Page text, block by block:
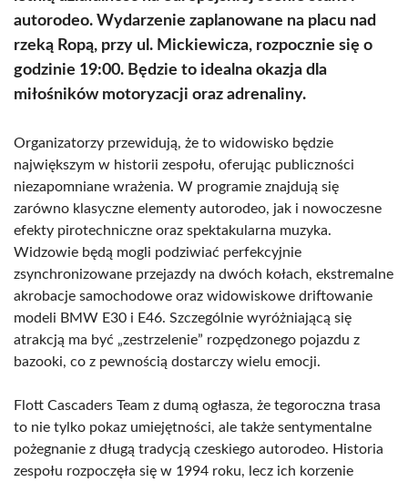
autorodeo. Wydarzenie zaplanowane na placu nad
rzeką Ropą, przy ul. Mickiewicza, rozpocznie się o
godzinie 19:00. Będzie to idealna okazja dla
miłośników motoryzacji oraz adrenaliny.
Organizatorzy przewidują, że to widowisko będzie
największym w historii zespołu, oferując publiczności
niezapomniane wrażenia. W programie znajdują się
zarówno klasyczne elementy autorodeo, jak i nowoczesne
efekty pirotechniczne oraz spektakularna muzyka.
Widzowie będą mogli podziwiać perfekcyjnie
zsynchronizowane przejazdy na dwóch kołach, ekstremalne
akrobacje samochodowe oraz widowiskowe driftowanie
modeli BMW E30 i E46. Szczególnie wyróżniającą się
atrakcją ma być „zestrzelenie” rozpędzonego pojazdu z
bazooki, co z pewnością dostarczy wielu emocji.
Flott Cascaders Team z dumą ogłasza, że tegoroczna trasa
to nie tylko pokaz umiejętności, ale także sentymentalne
pożegnanie z długą tradycją czeskiego autorodeo. Historia
zespołu rozpoczęła się w 1994 roku, lecz ich korzenie